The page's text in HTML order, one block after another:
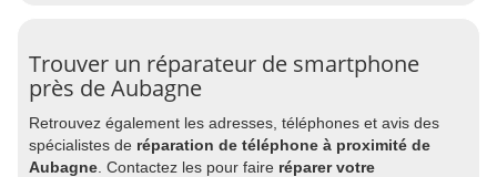
Trouver un réparateur de smartphone
près de Aubagne
Retrouvez également les adresses, téléphones et avis des
spécialistes de réparation de téléphone à proximité de
Aubagne . Contactez les pour faire réparer votre